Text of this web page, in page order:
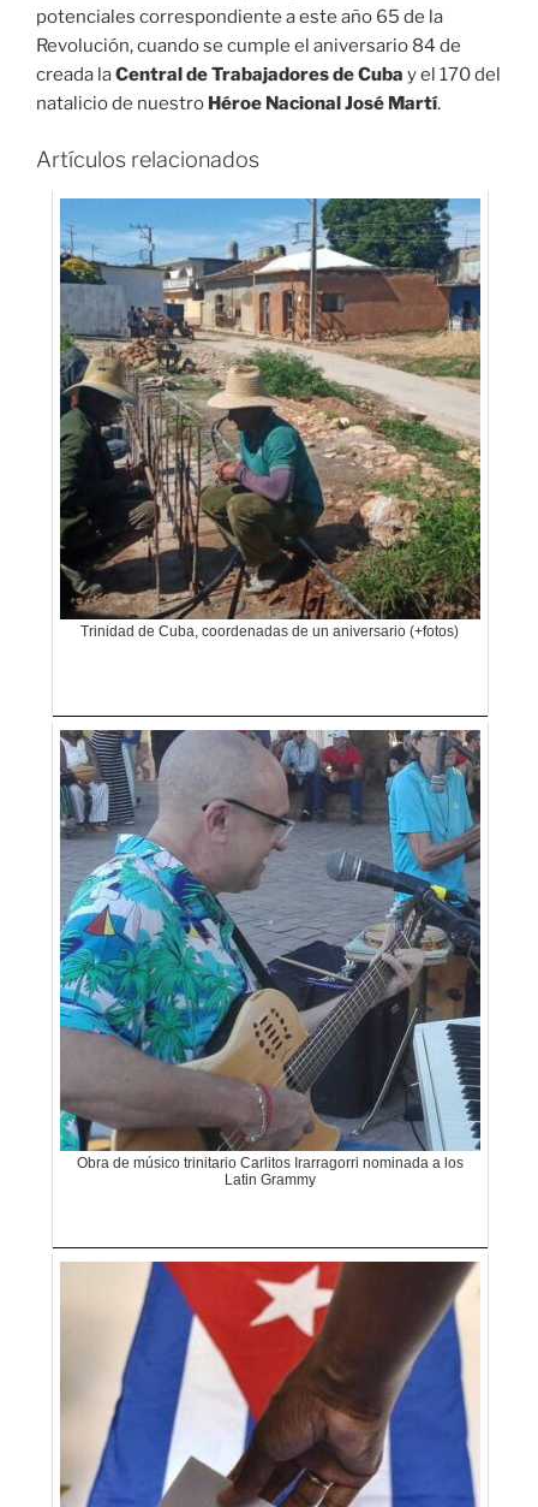
potenciales correspondiente a este año 65 de la
Revolución, cuando se cumple el aniversario 84 de
creada laCentral de Trabajadores de Cuba y el 170 del
natalicio de nuestro Héroe Nacional José Martí.
Artículos relacionados
Trinidad de Cuba, coordenadas de un aniversario (+fotos)
Obra de músico trinitario Carlitos Irarragorri nominada a los
Latin Grammy